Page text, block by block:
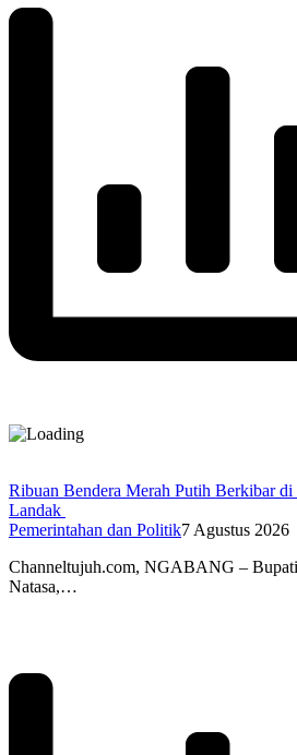
Ribuan Bendera Merah Putih Berkibar
Landak
Pemerintahan dan Politik7 Agustus 2026
Channeltujuh.com, NGABANG –
Natasa,…